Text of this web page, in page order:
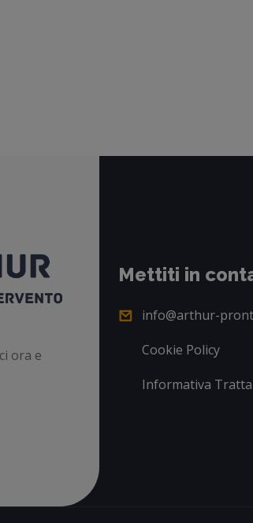
ora e
Mettiti in
info@arthur-
Cookie Policy
Informativa